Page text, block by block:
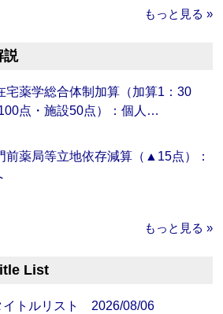
もっと見る »
説
宅薬学総合体制加算（加算1：30
点・施設50点）：個人…
前薬局等立地依存減算（▲15点）：
もっと見る »
List
イトルリスト 2026/08/06